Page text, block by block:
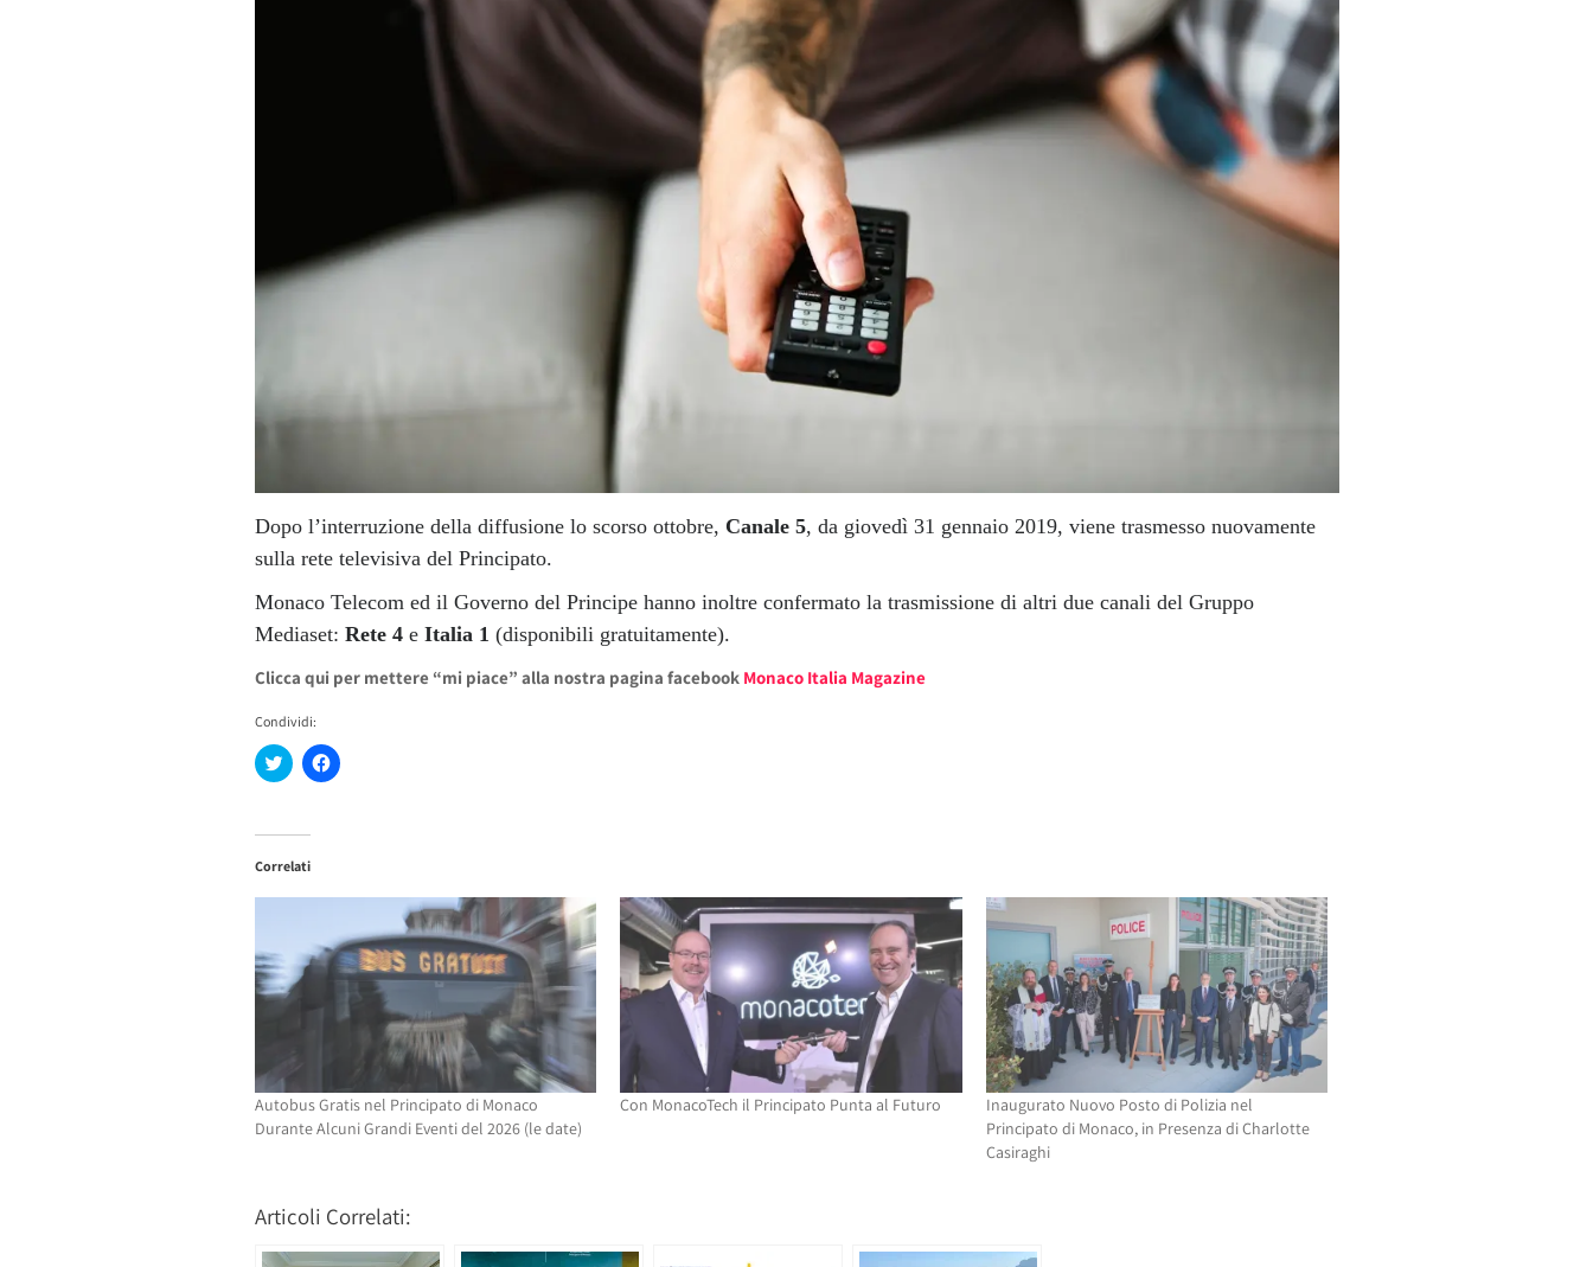
Dopo l’interruzione della diffusione lo scorso ottobre, Canale 5, da giovedì 31 gennaio 2019, viene trasmesso nuovamente
sulla rete televisiva del Principato.
Monaco Telecom ed il Governo del Principe hanno inoltre confermato la trasmissione di altri due canali del Gruppo
Mediaset: Rete 4e Italia 1 (disponibili gratuitamente).
Clicca qui per mettere “mi piace” alla nostra pagina facebook Monaco Italia Magazine
Condividi:
Fai
clic
su
(Si
in
finestra)
Fai
clic
una
finestra)
Correlati
Autobus Gratis nel Principato di Monaco
Durante Alcuni Grandi Eventi del 2026 (le date)
Con MonacoTech il Principato Punta al Futuro
Inaugurato Nuovo Posto di Polizia nel
Principato di Monaco, in Presenza di Charlotte
Casiraghi
Articoli Correlati: